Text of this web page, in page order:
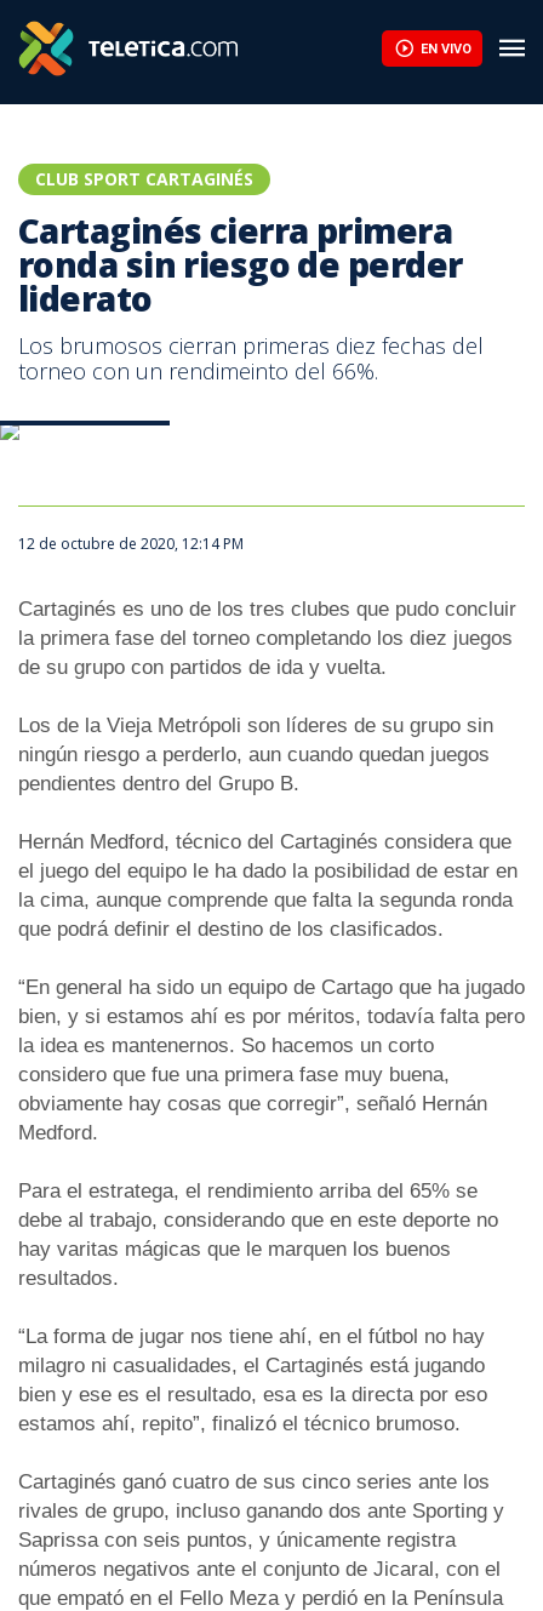
EN VIVO
CLUB SPORT CARTAGINÉS
Cartaginés cierra primera
ronda sin riesgo de perder
liderato
Los brumosos cierran primeras diez fechas del
torneo con un rendimeinto del 66%.
12 de octubre de 2020, 12:14 PM
Cartaginés es uno de los tres clubes que pudo concluir
la primera fase del torneo completando los diez juegos
de su grupo con partidos de ida y vuelta.
Los de la Vieja Metrópoli son líderes de su grupo sin
ningún riesgo a perderlo, aun cuando quedan juegos
pendientes dentro del Grupo B.
Hernán Medford, técnico del Cartaginés considera que
el juego del equipo le ha dado la posibilidad de estar en
la cima, aunque comprende que falta la segunda ronda
que podrá definir el destino de los clasificados.
“En general ha sido un equipo de Cartago que ha jugado
bien, y si estamos ahí es por méritos, todavía falta pero
la idea es mantenernos. So hacemos un corto
considero que fue una primera fase muy buena,
obviamente hay cosas que corregir”, señaló Hernán
Medford.
Para el estratega, el rendimiento arriba del 65% se
debe al trabajo, considerando que en este deporte no
hay varitas mágicas que le marquen los buenos
resultados.
“La forma de jugar nos tiene ahí, en el fútbol no hay
milagro ni casualidades, el Cartaginés está jugando
bien y ese es el resultado, esa es la directa por eso
estamos ahí, repito”, finalizó el técnico brumoso.
Cartaginés ganó cuatro de sus cinco series ante los
rivales de grupo, incluso ganando dos ante Sporting y
Saprissa con seis puntos, y únicamente registra
números negativos ante el conjunto de Jicaral, con el
que empató en el Fello Meza y perdió en la Península